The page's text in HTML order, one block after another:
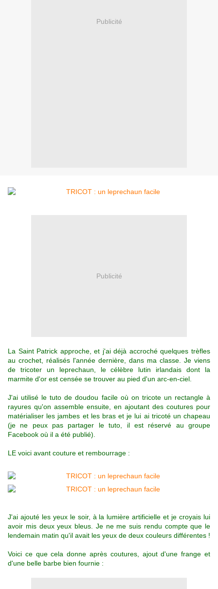
Publicité
Publicité
La Saint Patrick approche, et j'ai déjà accroché quelques trèfles
au crochet, réalisés l'année dernière, dans ma classe. Je viens
de tricoter un leprechaun, le célèbre lutin irlandais dont la
marmite d'or est censée se trouver au pied d'un arc-en-ciel.
J'ai utilisé le tuto de doudou facile où on tricote un rectangle à
rayures qu'on assemble ensuite, en ajoutant des coutures pour
matérialiser les jambes et les bras et je lui ai tricoté un chapeau
(je ne peux pas partager le tuto, il est réservé au groupe
Facebook où il a été publié).
LE voici avant couture et rembourrage :
J'ai ajouté les yeux le soir, à la lumière artificielle et je croyais lui
avoir mis deux yeux bleus. Je ne me suis rendu compte que le
lendemain matin qu'il avait les yeux de deux couleurs différentes !
Voici ce que cela donne après coutures, ajout d'une frange et
d'une belle barbe bien fournie :